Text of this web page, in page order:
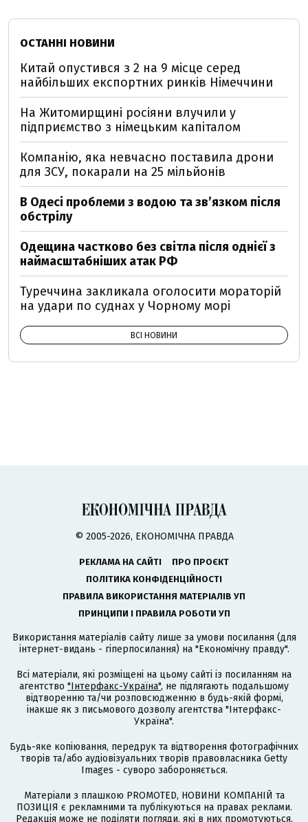
ОСТАННІ НОВИНИ
Китай опустився з 2 на 9 місце серед
найбільших експортних ринків Німеччини
На Житомирщині росіяни влучили у
підприємство з німецьким капіталом
Компанію, яка невчасно поставила дрони
для ЗСУ, покарали на 25 мільйонів
В Одесі проблеми з водою та звʼязком після
обстрілу
Одещина частково без світла після однієї з
наймасштабніших атак РФ
Туреччина закликала оголосити мораторій
на удари по суднах у Чорному морі
ВСІ НОВИНИ
© 2005-2026, ЕКОНОМІЧНА ПРАВДА
РЕКЛАМА НА САЙТІ
ПРО ПРОЄКТ
ПОЛІТИКА КОНФІДЕНЦІЙНОСТІ
ПРАВИЛА ВИКОРИСТАННЯ МАТЕРІАЛІВ УП
ПРИНЦИПИ І ПРАВИЛА РОБОТИ УП
Використання матеріалів сайту лише за умови посилання (для
інтернет-видань - гіперпосилання) на "Економічну правду".
Всі матеріали, які розміщені на цьому сайті із посиланням на
агентство "Інтерфакс-Україна", не підлягають подальшому
відтворенню та/чи розповсюдженню в будь-якій формі,
інакше як з письмового дозволу агентства "Інтерфакс-
Україна".
Будь-яке копіювання, передрук та відтворення фотографічних
творів та/або аудіовізуальних творів правовласника Getty
Images - суворо забороняється.
Матеріали з плашкою PROMOTED, НОВИНИ КОМПАНІЙ та
ПОЗИЦІЯ є рекламними та публікуються на правах реклами.
Редакція може не поділяти погляди, які в них промотуються.